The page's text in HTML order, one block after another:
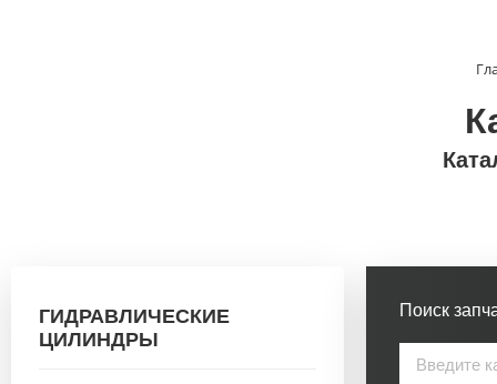
ГИДРАВЛИЧЕСКИЕ
ЦИЛИНДРЫ
Поиск